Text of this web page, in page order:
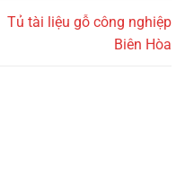
Tủ tài liệu gỗ công nghiệp
Biên Hòa